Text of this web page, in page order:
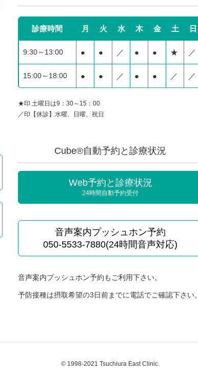
診療時間 月 火 水 木 金 土 日
9:30～13:00 ● ● ／ ● ● ★ ／
15:00～18:00 ● ● ／ ● ● ／ ／
★印 土曜日は9：30～15：00
／印【休診】水曜、日曜、祝日
Cube®自動予約と診療状況
Web予約と診療状況
24時間自動予約受付
音声案内プッシュホン予約
050-5533-7880(24時間音声対応)
音声案内プッシュホン予約もご利用下さい。
予防接種は摂取希望の3日前までに電話でご確認下さい。
© 1998-2021 Tsuchiura East Clinic.